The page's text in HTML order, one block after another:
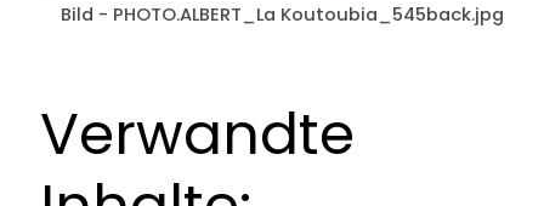
Bild - PHOTO.ALBERT_La Koutoubia_545back.jpg
Verwandte